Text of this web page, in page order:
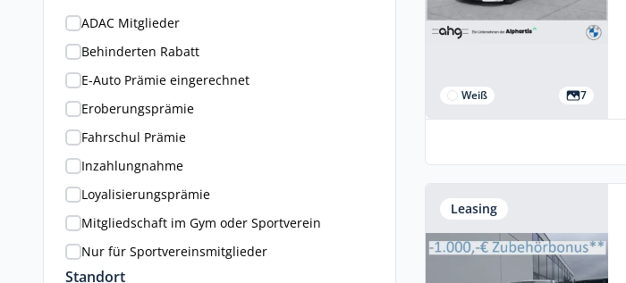
ADAC Mitglieder
Behinderten Rabatt
E-Auto Prämie eingerechnet
Eroberungsprämie
Fahrschul Prämie
Inzahlungnahme
Loyalisierungsprämie
Mitgliedschaft im Gym oder Sportverein
Nur für Sportvereinsmitglieder
Standort
Weiß 7
Leasing